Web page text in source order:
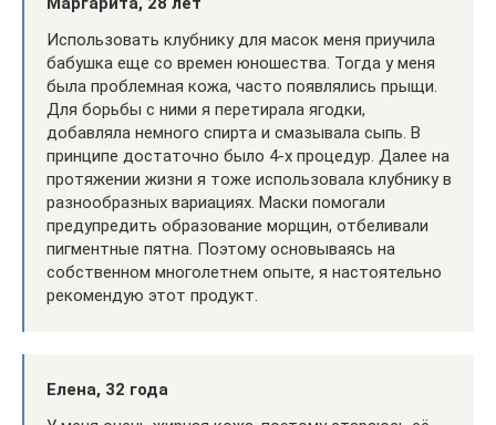
Использовать клубнику для масок меня приучила
бабушка еще со времен юношества. Тогда у меня
была проблемная кожа, часто появлялись прыщи.
Для борьбы с ними я перетирала ягодки,
добавляла немного спирта и смазывала сыпь. В
принципе достаточно было 4-х процедур. Далее на
протяжении жизни я тоже использовала клубнику в
разнообразных вариациях. Маски помогали
предупредить образование морщин, отбеливали
пигментные пятна. Поэтому основываясь на
собственном многолетнем опыте, я настоятельно
рекомендую этот продукт.
Елена, 32 года